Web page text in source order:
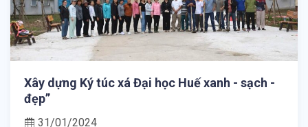
Xây dựng Ký túc xá Đại học Huế xanh - sạch -
đẹp”
31/01/2024